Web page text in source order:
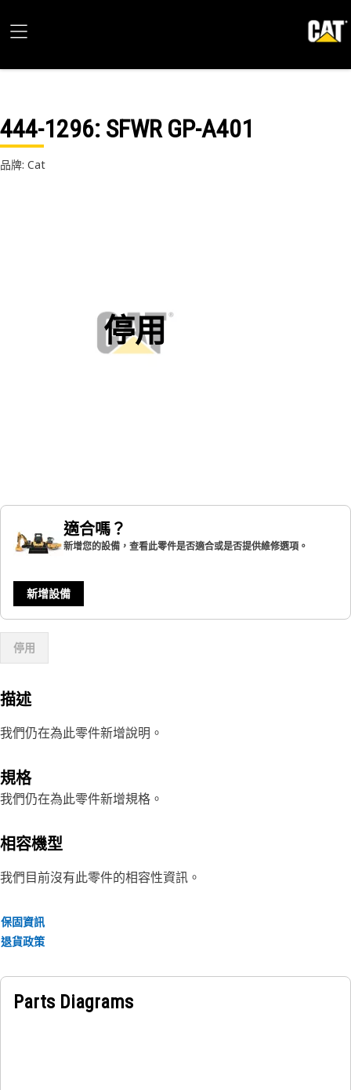
444-1296: SFWR GP-A401
品牌: Cat
停用
適合嗎？
新增您的設備，查看此零件是否適合或是否提供維修選項。
新增設備
停用
描述
我們仍在為此零件新增說明。
規格
我們仍在為此零件新增規格。
相容機型
我們目前沒有此零件的相容性資訊。
保固資訊
退貨政策
Parts Diagrams